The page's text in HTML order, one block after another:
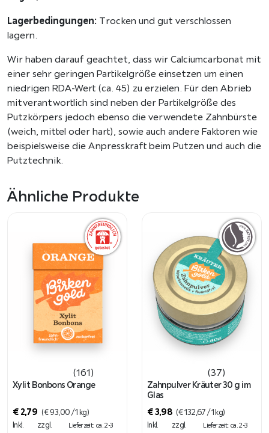
Lagerbedingungen: Trocken und gut verschlossen
lagern.
Wir haben darauf geachtet, dass wir Calciumcarbonat mit
einer sehr geringen Partikelgröße einsetzen um einen
niedrigen RDA-Wert (ca. 45) zu erzielen. Für den Abrieb
mitverantwortlich sind neben der Partikelgröße des
Putzkörpers jedoch ebenso die verwendete Zahnbürste
(weich, mittel oder hart), sowie auch andere Faktoren wie
beispielsweise die Anpresskraft beim Putzen und auch die
Putztechnik.
Ähnliche Produkte
(161)
Xylit Bonbons Orange
€ 2,79 (€ 93,00 / 1 kg)
Inkl.
zzgl.
Lieferzeit: ca. 2-3
(37)
Zahnpulver Kräuter 30 g im
Glas
€3,98 (€132,67 / 1 kg)
Inkl.
zzgl.
Lieferzeit: ca. 2-3